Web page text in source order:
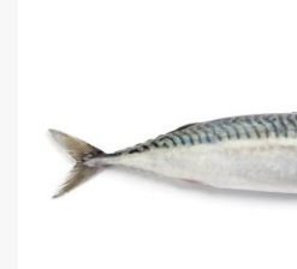
þéttleiki
makríls